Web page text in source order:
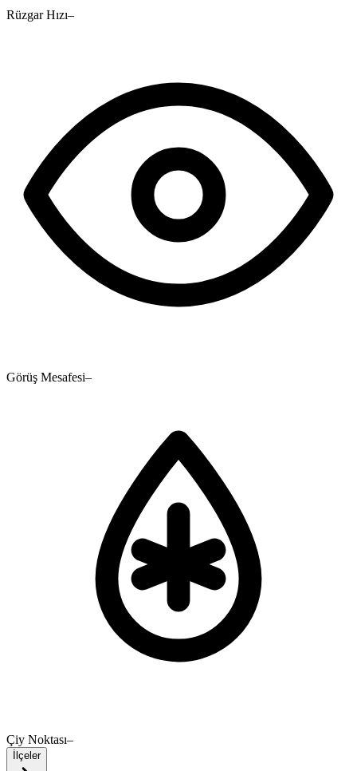
Rüzgar Hızı–
Görüş Mesafesi–
Çiy Noktası–
İlçeler